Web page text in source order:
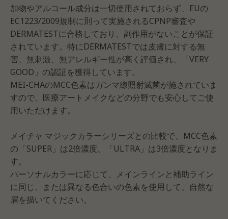
加物やアルコール成分は一切使用されておらず、EUの
EC1223/2009規制に則って実施されるCPNP審査や
DERMATESTに合格しており、副作用がないことが保証
されています。特にDERMATESTでは皮膚に対する無
害、無刺激、無アレルギー性が高く評価され、「VERY
GOOD」の認証を獲得しています。
MEI-CHAのMCC色素はガンマ線照射滅菌が施されていま
すので、医療アートメイクなどの分野でも安心してご使
用いただけます。
メイチャ マジックカラーシリーズとの比較で、MCC色素
の「SUPER」は2倍濃度、「ULTRA」は3倍濃度となりま
す。
パーソナルカラーに応じて、メインラインと補助ライン
に同じ、または異なる色合いの色素を使用して、自然な
眉を描いてください。